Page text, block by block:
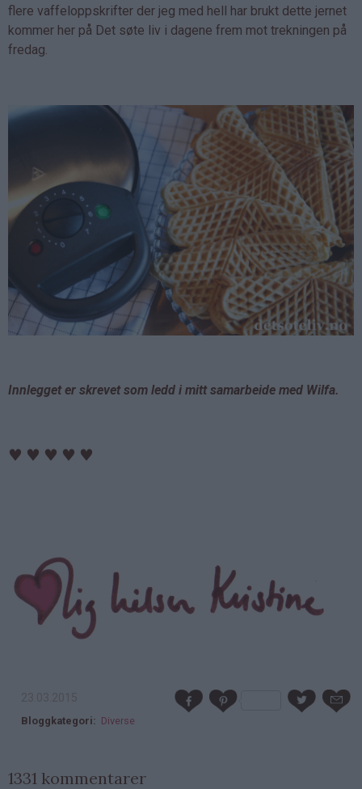
flere vaffeloppskrifter der jeg med hell har brukt dette jernet
kommer her på Det søte liv i dagene frem mot trekningen på
fredag.
Innlegget er skrevet som ledd i mitt samarbeide med Wilfa.
♥ ♥ ♥ ♥ ♥
Bloggkategori Diverse
1331 kommentarer